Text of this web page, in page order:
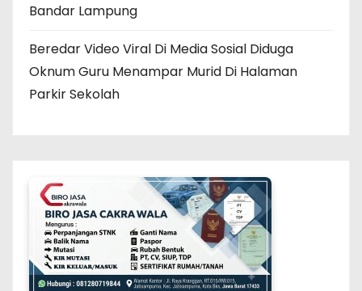
Bandar Lampung
Beredar Video Viral Di Media Sosial Diduga
Oknum Guru Menampar Murid Di Halaman
Parkir Sekolah